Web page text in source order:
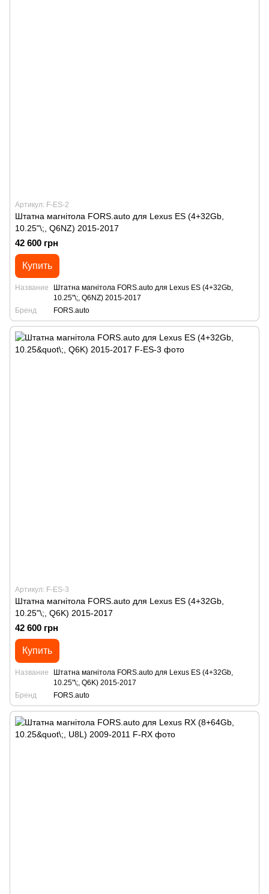
Артикул: F-ES-2
Штатна магнітола FORS.auto для Lexus ES (4+32Gb,
10.25"\;, Q6NZ) 2015-2017
42 600 грн
Купить
Название
Штатна магнітола FORS.auto для Lexus ES (4+32Gb,
10.25"\;, Q6NZ) 2015-2017
Бренд
FORS.auto
Артикул: F-ES-3
Штатна магнітола FORS.auto для Lexus ES (4+32Gb,
10.25"\;, Q6K) 2015-2017
42 600 грн
Купить
Название
Штатна магнітола FORS.auto для Lexus ES (4+32Gb,
10.25"\;, Q6K) 2015-2017
Бренд
FORS.auto